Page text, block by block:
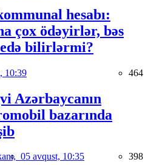
hesabı:
çox ödəyirlər, bəs
bilirlərmi?
10:39 464
Azərbaycanın
bazarında
05 avqust, 10:35 398